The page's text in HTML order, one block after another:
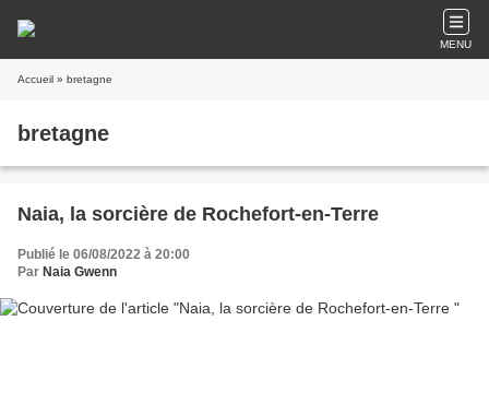
MENU
Accueil » bretagne
bretagne
Naia, la sorcière de Rochefort-en-Terre
Publié le 06/08/2022 à 20:00
Par Naia Gwenn